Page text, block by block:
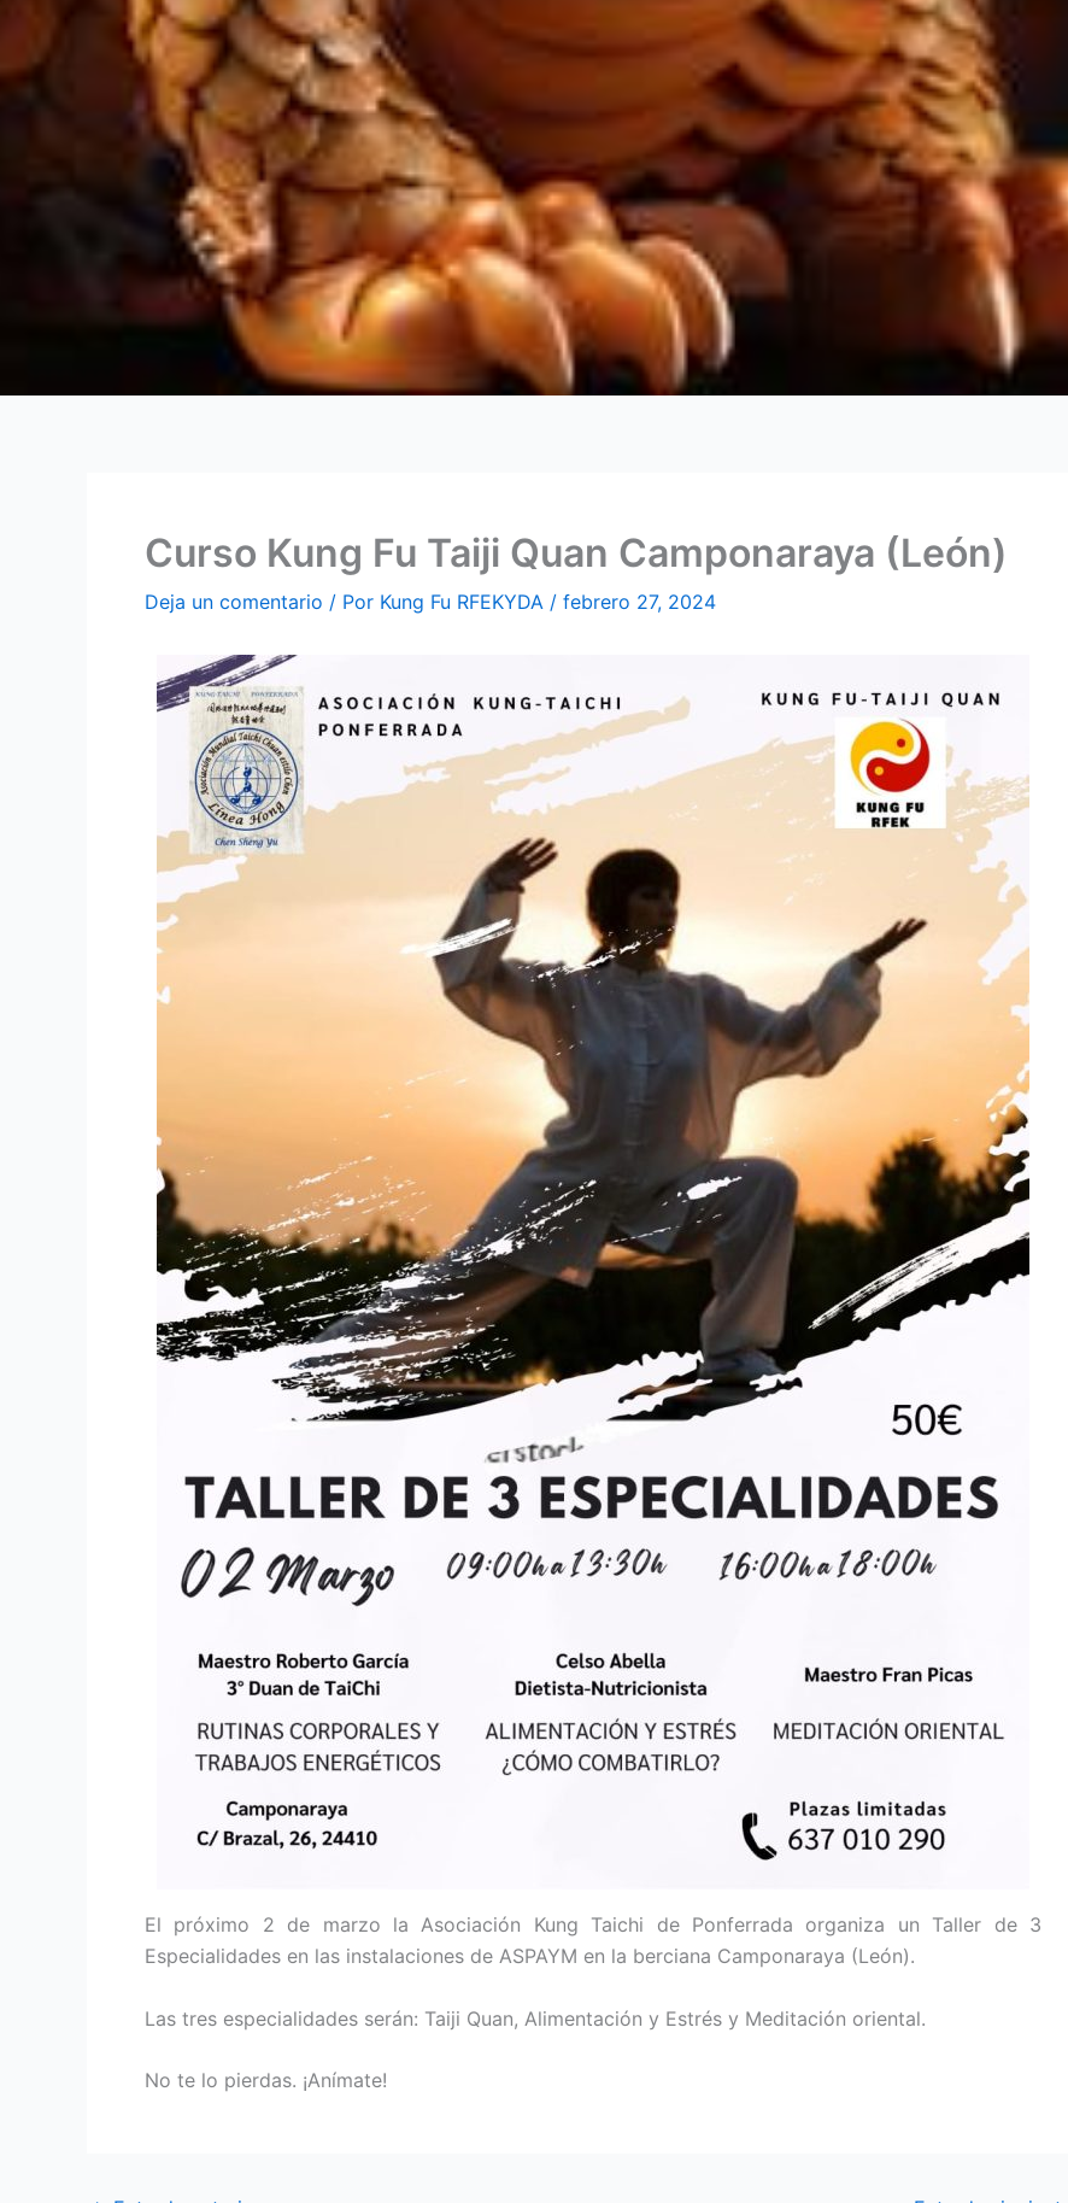
Curso Kung Fu Taiji Quan Camponaraya (León)
Deja un comentario / Por Kung Fu RFEKYDA / febrero 27, 2024
El próximo 2 de marzo la Asociación Kung Taichi de Ponferrada organiza un Taller de 3
Especialidades en las instalaciones de ASPAYM en la berciana Camponaraya (León).
Las tres especialidades serán: Taiji Quan, Alimentación y Estrés y Meditación oriental.
No te lo pierdas. ¡Anímate!